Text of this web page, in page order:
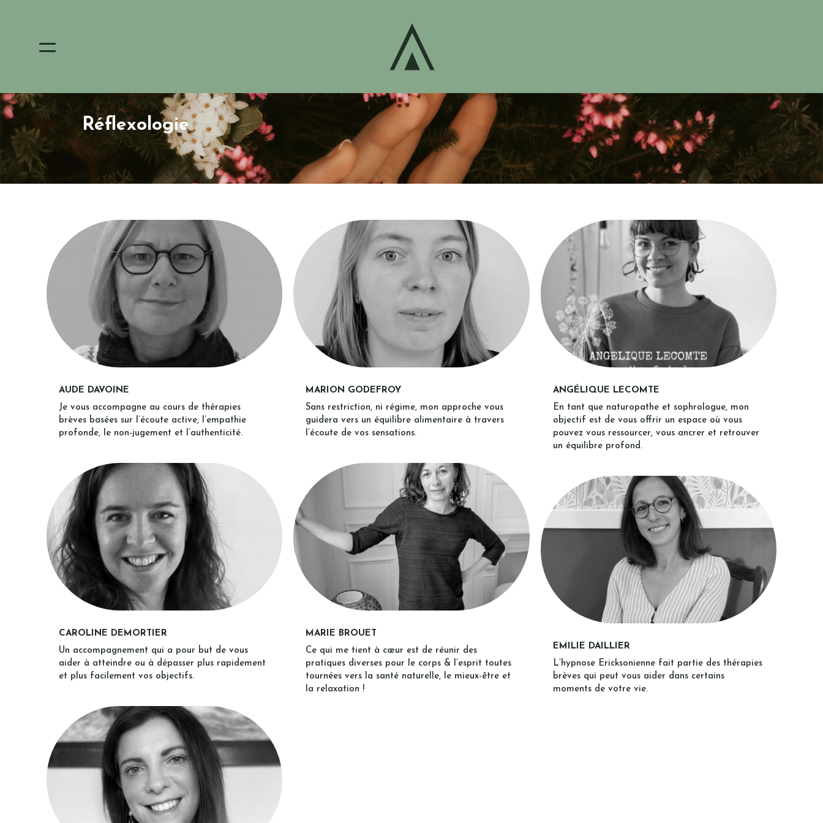
Réflexologie
AUDE DAVOINE
Je vous accompagne au cours de thérapies
brèves basées sur l’écoute active, l’empathie
profonde, le non-jugement et l’authenticité.
CAROLINE DEMORTIER
Un accompagnement qui a pour but de vous
aider à atteindre ou à dépasser plus rapidement
et plus facilement vos objectifs.
MARION GODEFROY
Sans restriction, ni régime, mon approche vous
guidera vers un équilibre alimentaire à travers
l’écoute de vos sensations.
MARIE BROUET
Ce qui me tient à cœur est de réunir des
pratiques diverses pour le corps & l’esprit toutes
tournées vers la santé naturelle, le mieux-être et
la relaxation !
ANGÉLIQUE LECOMTE
En tant que naturopathe et sophrologue, mon
objectif est de vous offrir un espace où vous
pouvez vous ressourcer, vous ancrer et retrouver
un équilibre profond.
EMILIE DAILLIER
L’hypnose Ericksonienne fait partie des thérapies
brèves qui peut vous aider dans certains
moments de votre vie.